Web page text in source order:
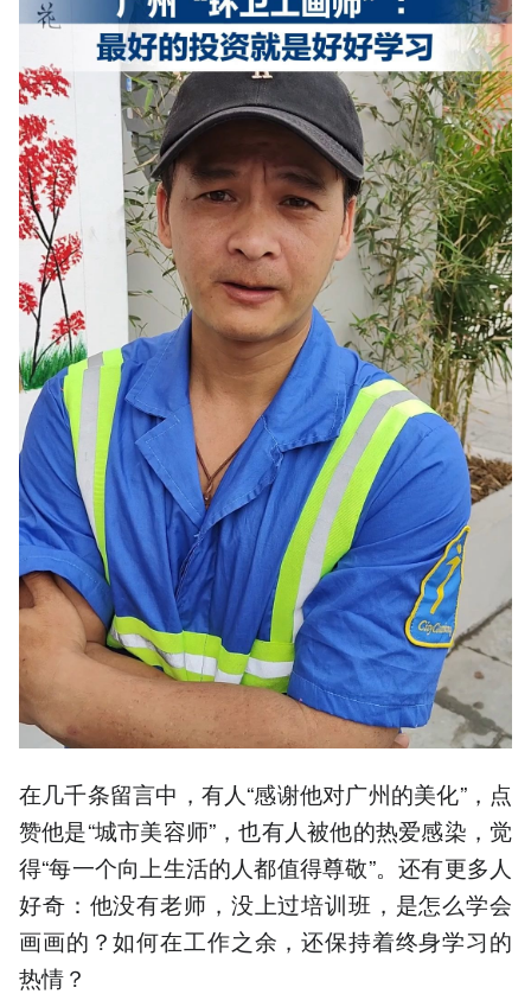
在几千条留言中，有人“感谢他对广州的美化”，点
赞他是“城市美容师”，也有人被他的热爱感染，觉
得“每一个向上生活的人都值得尊敬”。还有更多人
好奇：他没有老师，没上过培训班，是怎么学会
画画的？如何在工作之余，还保持着终身学习的
热情？